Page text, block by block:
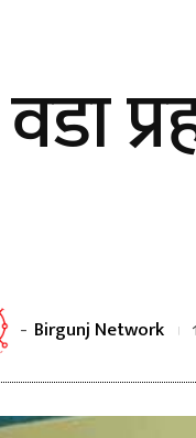
वडा
- Birgunj Network